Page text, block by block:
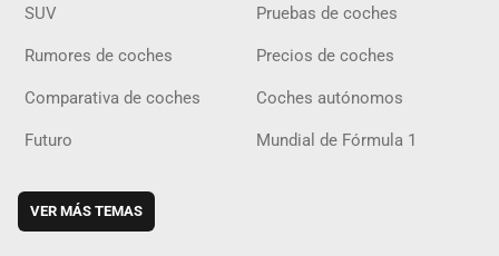
SUV Pruebas de coches
Rumores de coches Precios de coches
Comparativa de coches Coches autónomos
Futuro Mundial de Fórmula 1
VER MÁS TEMAS